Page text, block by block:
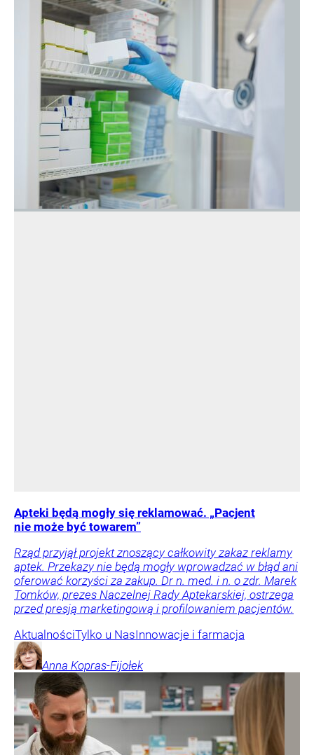
Apteki będą mogły się reklamować. „Pacjent
nie może być towarem”
Rząd przyjął projekt znoszący całkowity zakaz reklamy
aptek. Przekazy nie będą mogły wprowadzać w błąd ani
oferować korzyści za zakup. Dr n. med. i n. o zdr. Marek
Tomków, prezes Naczelnej Rady Aptekarskiej, ostrzega
przed presją marketingową i profilowaniem pacjentów.
AktualnościTylko u NasInnowacje i farmacja
Anna Kopras-Fijołek